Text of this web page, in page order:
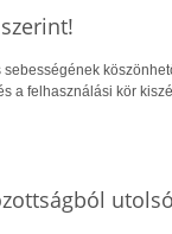
a felhasználási kör